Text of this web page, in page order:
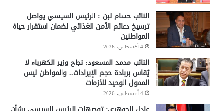
النائب حسام لبن : الرئيس السيسي يواصل
ترسيخ دعائم الأمن الغذائي لضمان استقرار حياة
المواطنين
4 أغسطس، 2026
النائب محمد المسعود: نجاح وزير الكهرباء لا
يُقاس بريادة حجم الإيرادات.. والمواطن ليس
الممول الوحيد للأزمات
4 أغسطس، 2026